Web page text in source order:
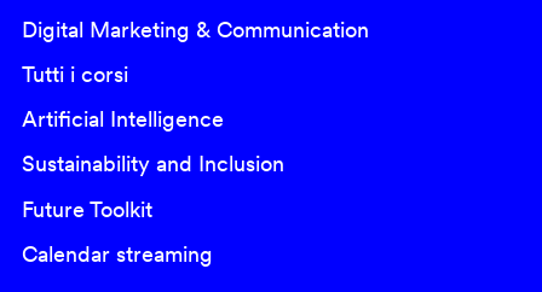
Digital Marketing & Communication
Tutti i corsi
Artificial Intelligence
Sustainability and Inclusion
Future Toolkit
Calendar streaming